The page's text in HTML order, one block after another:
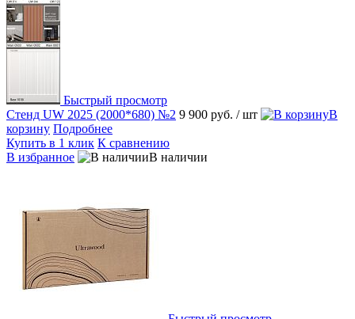
Быстрый просмотр
Стенд UW 2025 (2000*680) №2 9 900 руб. / шт
В
корзину Подробнее
Купить в 1 клик К сравнению
В избранное
В наличии